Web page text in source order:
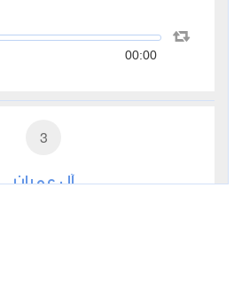
00:00
3
آل عمران